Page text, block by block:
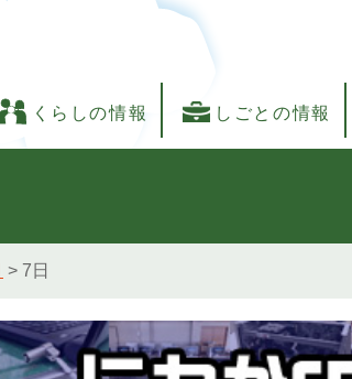
くらしの情報 しごとの情報
> 7日